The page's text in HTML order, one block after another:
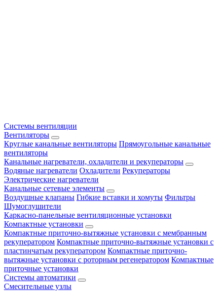
Системы вентиляции
Вентиляторы
Круглые канальные вентиляторы Прямоугольные канальные
вентиляторы
Канальные нагреватели, охладители и рекуператоры
Водяные нагреватели Охладители Рекуператоры
Электрические нагреватели
Канальные сетевые элементы
Воздушные клапаны Гибкие вставки и хомуты Фильтры
Шумоглушители
Каркасно-панельные вентиляционные установки
Компактные установки
Компактные приточно-вытяжные установки с мембранным
рекуператором Компактные приточно-вытяжные установки с
пластинчатым рекуператором Компактные приточно-
вытяжные установки с роторным регенератором Компактные
приточные установки
Системы автоматики
Смесительные узлы